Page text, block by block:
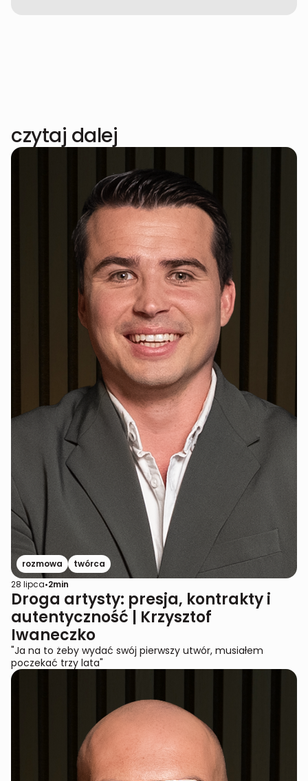
czytaj dalej
rozmowa
twórca
28 lipca•2min
Droga artysty: presja, kontrakty i
autentyczność | Krzysztof
Iwaneczko
"Ja na to żeby wydać swój pierwszy utwór, musiałem
poczekać trzy lata"